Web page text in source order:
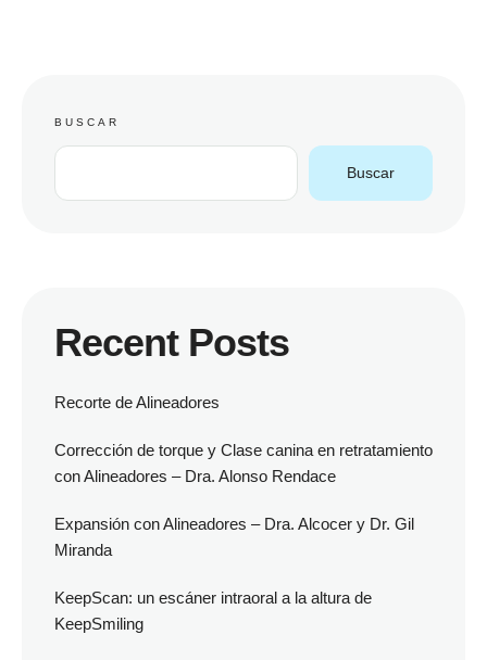
BUSCAR
Buscar
Recent Posts
Recorte de Alineadores
Corrección de torque y Clase canina en retratamiento
con Alineadores – Dra. Alonso Rendace
Expansión con Alineadores – Dra. Alcocer y Dr. Gil
Miranda
KeepScan: un escáner intraoral a la altura de
KeepSmiling